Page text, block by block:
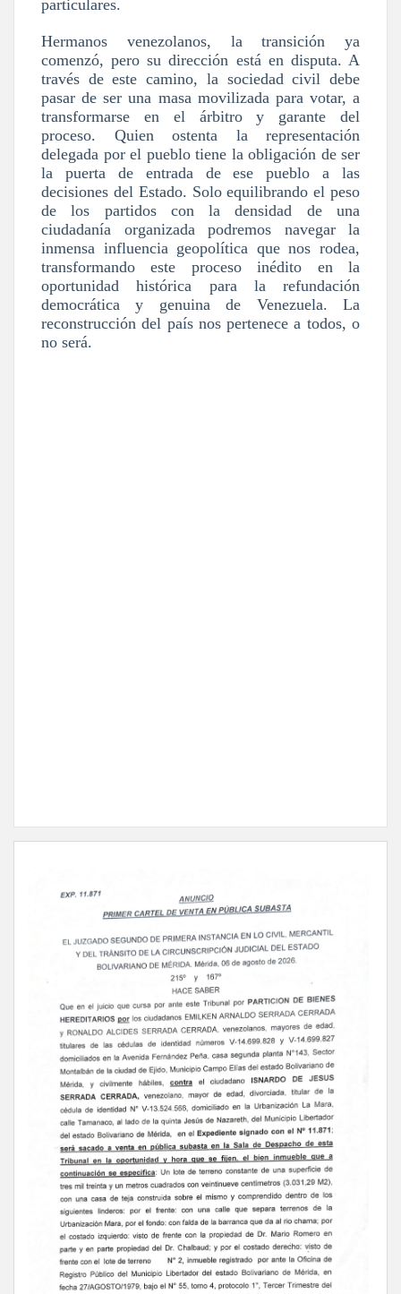
particulares.
Hermanos venezolanos, la transición ya
comenzó, pero su dirección está en disputa. A
través de este camino, la sociedad civil debe
pasar de ser una masa movilizada para votar, a
transformarse en el árbitro y garante del
proceso. Quien ostenta la representación
delegada por el pueblo tiene la obligación de ser
la puerta de entrada de ese pueblo a las
decisiones del Estado. Solo equilibrando el peso
de los partidos con la densidad de una
ciudadanía organizada podremos navegar la
inmensa influencia geopolítica que nos rodea,
transformando este proceso inédito en la
oportunidad histórica para la refundación
democrática y genuina de Venezuela. La
reconstrucción del país nos pertenece a todos, o
no será.